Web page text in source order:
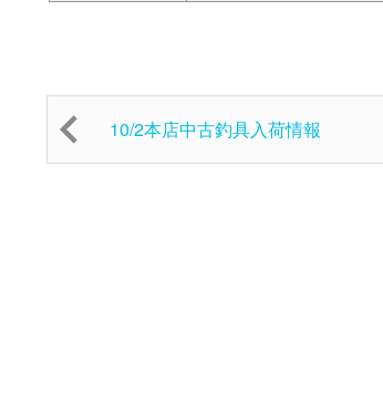
10/2本店中古釣具入荷情報